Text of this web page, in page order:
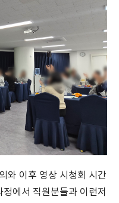
와 이후 영상 시청회 시간
에서 직원분들과 이런저